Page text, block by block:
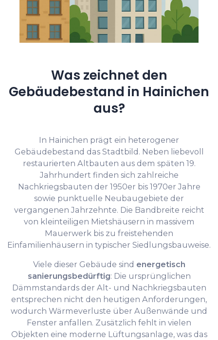
Was zeichnet den
Gebäudebestand in Hainichen
aus?
In Hainichen prägt ein heterogener
Gebäudebestand das Stadtbild. Neben liebevoll
restaurierten Altbauten aus dem späten 19.
Jahrhundert finden sich zahlreiche
Nachkriegsbauten der 1950er bis 1970er Jahre
sowie punktuelle Neubaugebiete der
vergangenen Jahrzehnte. Die Bandbreite reicht
von kleinteiligen Mietshäusern in massivem
Mauerwerk bis zu freistehenden
Einfamilienhäusern in typischer Siedlungsbauweise.
Viele dieser Gebäude sind energetisch
sanierungsbedürftig: Die ursprünglichen
Dämmstandards der Alt- und Nachkriegsbauten
entsprechen nicht den heutigen Anforderungen,
wodurch Wärmeverluste über Außenwände und
Fenster anfallen. Zusätzlich fehlt in vielen
Objekten eine moderne Lüftungsanlage, was das